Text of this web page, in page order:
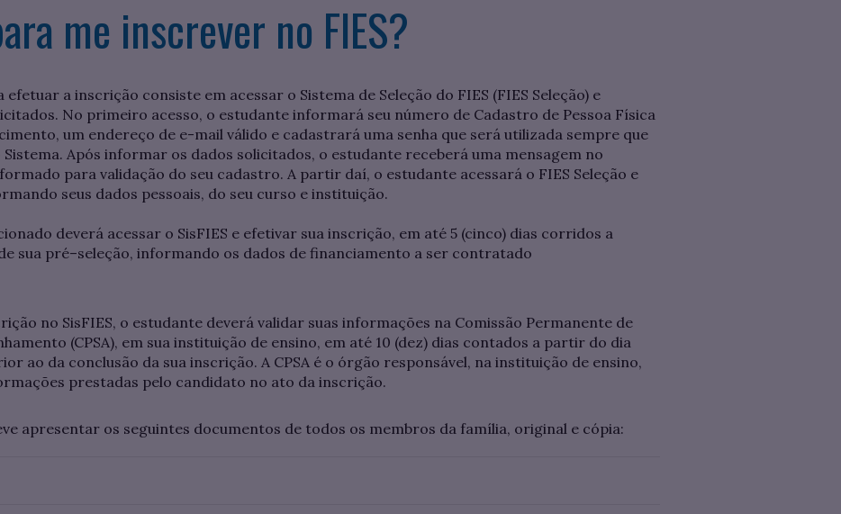
me inscrever no FIES?
a inscrição consiste em acessar o Sistema de Seleção do FIES (FIES Seleção) e
No primeiro acesso, o estudante informará seu número de Cadastro de Pessoa Física
um endereço de e-mail válido e cadastrará uma senha que será utilizada sempre que
Após informar os dados solicitados, o estudante receberá uma mensagem no
para validação do seu cadastro. A partir daí, o estudante acessará o FIES Seleção e
seus dados pessoais, do seu curso e instituição.
deverá acessar o SisFIES e efetivar sua inscrição, em até 5 (cinco) dias corridos a
sua pré–seleção, informando os dados de financiamento a ser contratado
no SisFIES, o estudante deverá validar suas informações na Comissão Permanente de
(CPSA), em sua instituição de ensino, em até 10 (dez) dias contados a partir do dia
ao da conclusão da sua inscrição. A CPSA é o órgão responsável, na instituição de ensino,
prestadas pelo candidato no ato da inscrição.
apresentar os seguintes documentos de todos os membros da família, original e cópia: